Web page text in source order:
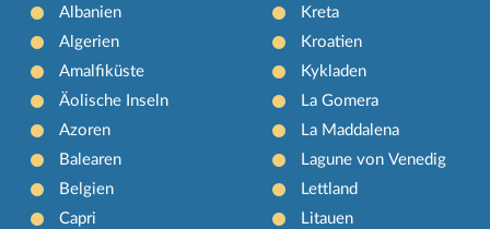
Albanien
Algerien
Amalfiküste
Äolische Inseln
Azoren
Balearen
Belgien
Capri
Kreta
Kroatien
Kykladen
La Gomera
La Maddalena
Lagune von Venedig
Lettland
Litauen